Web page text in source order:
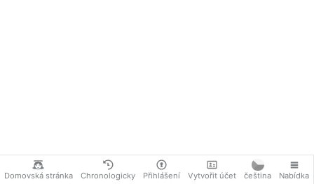
Domovská stránka Chronologicky Přihlášení Vytvořit účet čeština Nabídka